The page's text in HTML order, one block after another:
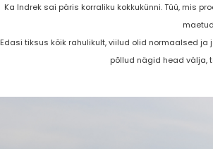
Ka Indrek sai päris korraliku kokkukünni. Tüü, mis
Edasi tiksus kõik rahulikult, viilud olid normaalsed
põllud nägid head välja,